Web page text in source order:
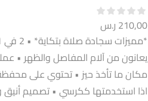
210,00 ر.س
يعانون من آلام المفاصل والظهر •
مكان ما تأخذ حيز • تحتوي على
اذا استخدمتها ككرسي • تصميم أنيق